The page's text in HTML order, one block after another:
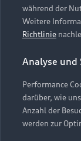
Online-
Servicekontakt
Vertrag
Datenschutz
Audi erleben
Newsletter
Impressum
Cookie-
Hinweis: Die
Embleme am
Webseite kann
während der
Weitere
Richtlinie
Analyse
Performance
darüber, wie
Anzahl der
werden zur